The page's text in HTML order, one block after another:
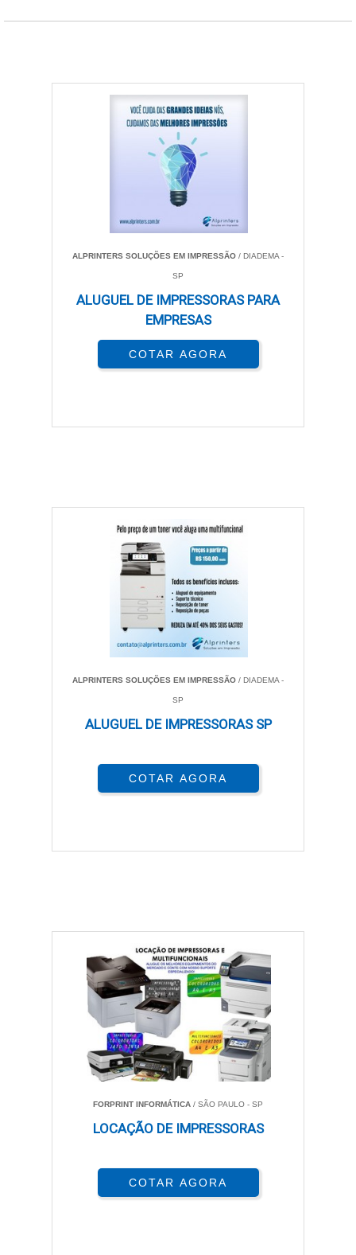
ALPRINTERS SOLUÇÕES EM IMPRESSÃO / DIADEMA -
SP
ALUGUEL DE IMPRESSORAS PARA
EMPRESAS
COTAR AGORA
ALPRINTERS SOLUÇÕES EM IMPRESSÃO / DIADEMA -
SP
ALUGUEL DE IMPRESSORAS SP
COTAR AGORA
FORPRINT INFORMÁTICA / SÃO PAULO - SP
LOCAÇÃO DE IMPRESSORAS
COTAR AGORA